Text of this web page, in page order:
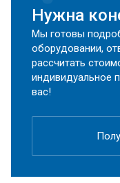
Нужна
Мы готовы
оборудовании,
рассчитать
индивидуальное
вас!